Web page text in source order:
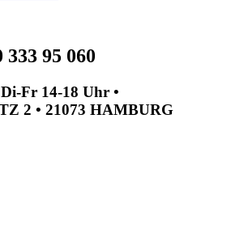
95 060
Di-Fr 14-18 Uhr •
2 • 21073 HAMBURG